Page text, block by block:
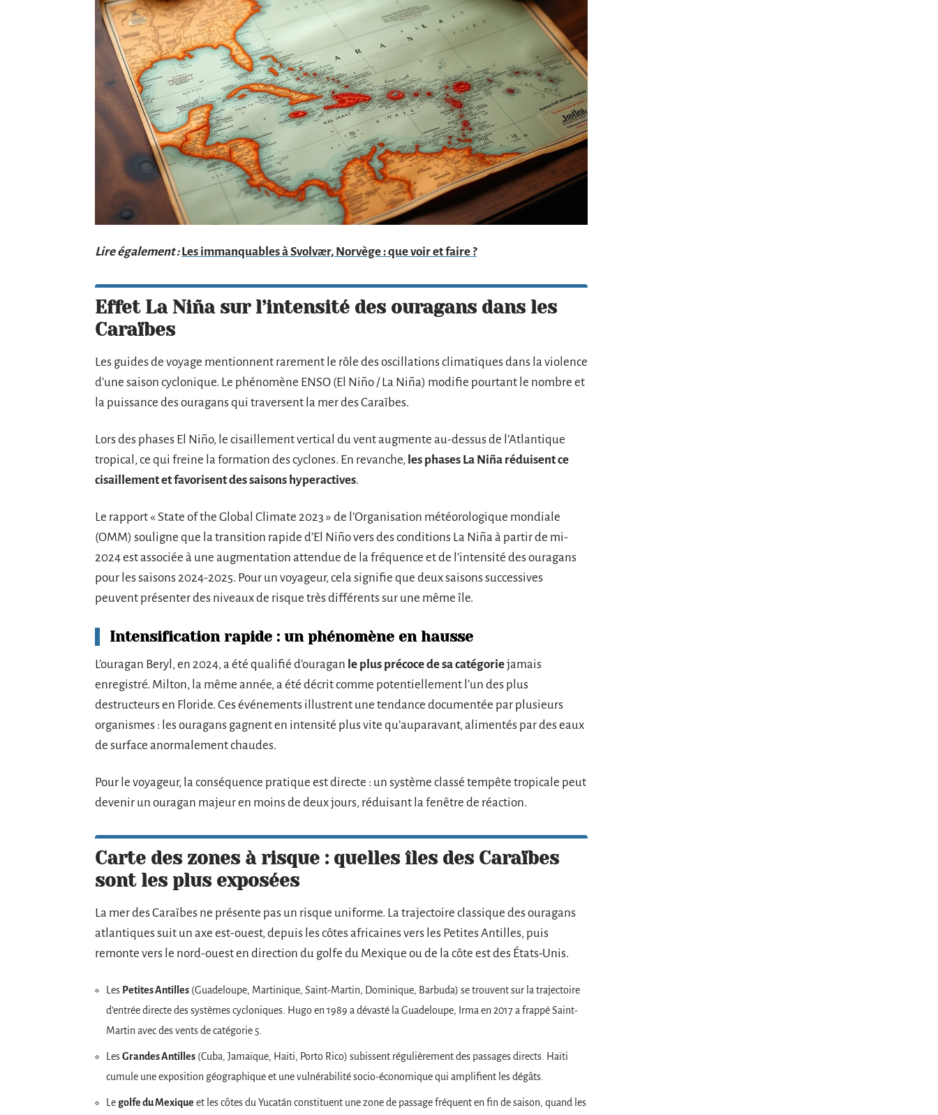
Lire également : Les immanquables à Svolvær, Norvège : que voir et faire ?
Effet La Niña sur l’intensité des ouragans dans les
Caraïbes
Les guides de voyage mentionnent rarement le rôle des oscillations climatiques dans la violence
d’une saison cyclonique. Le phénomène ENSO (El Niño / La Niña) modifie pourtant le nombre et
la puissance des ouragans qui traversent la mer des Caraïbes.
Lors des phases El Niño, le cisaillement vertical du vent augmente au-dessus de l’Atlantique
tropical, ce qui freine la formation des cyclones. En revanche, les phases La Niña réduisent ce
cisaillement et favorisent des saisons hyperactives.
Le rapport « State of the Global Climate 2023 » de l’Organisation météorologique mondiale
(OMM) souligne que la transition rapide d’El Niño vers des conditions La Niña à partir de mi-
2024 est associée à une augmentation attendue de la fréquence et de l’intensité des ouragans
pour les saisons 2024-2025. Pour un voyageur, cela signifie que deux saisons successives
peuvent présenter des niveaux de risque très différents sur une même île.
Intensification rapide : un phénomène en hausse
L’ouragan Beryl, en 2024, a été qualifié d’ouragan le plus précoce de sa catégoriejamais
enregistré. Milton, la même année, a été décrit comme potentiellement l’un des plus
destructeurs en Floride. Ces événements illustrent une tendance documentée par plusieurs
organismes : les ouragans gagnent en intensité plus vite qu’auparavant, alimentés par des eaux
de surface anormalement chaudes.
Pour le voyageur, la conséquence pratique est directe : un système classé tempête tropicale peut
devenir un ouragan majeur en moins de deux jours, réduisant la fenêtre de réaction.
Carte des zones à risque : quelles îles des Caraïbes
sont les plus exposées
La mer des Caraïbes ne présente pas un risque uniforme. La trajectoire classique des ouragans
atlantiques suit un axe est-ouest, depuis les côtes africaines vers les Petites Antilles, puis
remonte vers le nord-ouest en direction du golfe du Mexique ou de la côte est des États-Unis.
Les Petites Antilles (Guadeloupe, Martinique, Saint-Martin, Dominique, Barbuda) se trouvent sur la trajectoire
d’entrée directe des systèmes cycloniques. Hugo en 1989 a dévasté la Guadeloupe, Irma en 2017 a frappé Saint-
Martin avec des vents de catégorie 5.
LesGrandes Antilles (Cuba, Jamaïque, Haïti, Porto Rico) subissent régulièrement des passages directs. Haïti
cumule une exposition géographique et une vulnérabilité socio-économique qui amplifient les dégâts.
Legolfe du Mexique et les côtes du Yucatán constituent une zone de passage fréquent en fin de saison, quand les